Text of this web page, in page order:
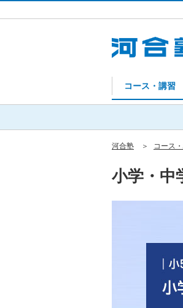
コース・講習
河合塾 コース
小学・中